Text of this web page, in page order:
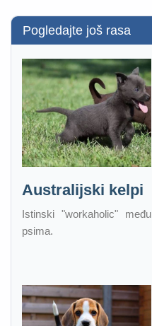
Pogledajte još rasa
Australijski kelpi
Istinski "workaholic" među
psima.